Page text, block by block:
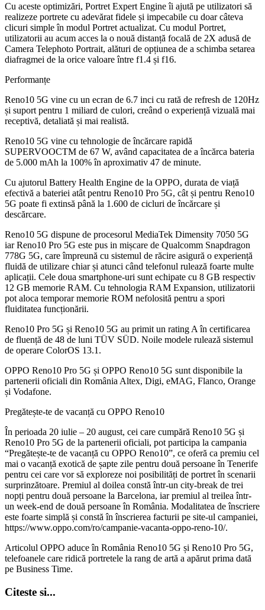
Cu aceste optimizări, Portret Expert Engine îi ajută pe utilizatori să
realizeze portrete cu adevărat fidele și impecabile cu doar câteva
clicuri simple în modul Portret actualizat. Cu modul Portret,
utilizatorii au acum acces la o nouă distanță focală de 2X adusă de
Camera Telephoto Portrait, alături de opțiunea de a schimba setarea
diafragmei de la orice valoare între f1.4 și f16.
Performanțe
Reno10 5G vine cu un ecran de 6.7 inci cu rată de refresh de 120Hz
și suport pentru 1 miliard de culori, creând o experiență vizuală mai
receptivă, detaliată și mai realistă.
Reno10 5G vine cu tehnologie de încărcare rapidă
SUPERVOOCTM de 67 W, având capacitatea de a încărca bateria
de 5.000 mAh la 100% în aproximativ 47 de minute.
Cu ajutorul Battery Health Engine de la OPPO, durata de viață
efectivă a bateriei atât pentru Reno10 Pro 5G, cât și pentru Reno10
5G poate fi extinsă până la 1.600 de cicluri de încărcare și
descărcare.
Reno10 5G dispune de procesorul MediaTek Dimensity 7050 5G
iar Reno10 Pro 5G este pus in mișcare de Qualcomm Snapdragon
778G 5G, care împreună cu sistemul de răcire asigură o experiență
fluidă de utilizare chiar și atunci când telefonul rulează foarte multe
aplicații. Cele doua smartphone-uri sunt echipate cu 8 GB respectiv
12 GB memorie RAM. Cu tehnologia RAM Expansion, utilizatorii
pot aloca temporar memorie ROM nefolosită pentru a spori
fluiditatea funcționării.
Reno10 Pro 5G și Reno10 5G au primit un rating A în certificarea
de fluență de 48 de luni TÜV SÜD. Noile modele rulează sistemul
de operare ColorOS 13.1.
OPPO Reno10 Pro 5G și OPPO Reno10 5G sunt disponibile la
partenerii oficiali din România Altex, Digi, eMAG, Flanco, Orange
și Vodafone.
Pregătește-te de vacanță cu OPPO Reno10
În perioada 20 iulie – 20 august, cei care cumpără Reno10 5G și
Reno10 Pro 5G de la partenerii oficiali, pot participa la campania
“Pregătește-te de vacanță cu OPPO Reno10”, ce oferă ca premiu cel
mai o vacanță exotică de șapte zile pentru două persoane în Tenerife
pentru cei care vor să exploreze noi posibilități de portret în scenarii
surprinzătoare. Premiul al doilea constă într-un city-break de trei
nopți pentru două persoane la Barcelona, iar premiul al treilea într-
un week-end de două persoane în România. Modalitatea de înscriere
este foarte simplă și constă în înscrierea facturii pe site-ul campaniei,
https://www.oppo.com/ro/campanie-vacanta-oppo-reno-10/.
Articolul OPPO aduce în România Reno10 5G și Reno10 Pro 5G,
telefoanele care ridică portretele la rang de artă a apărut prima dată
pe Business Time.
Citeste si...